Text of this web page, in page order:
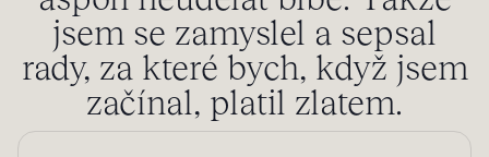
jsem se zamyslel a sepsal
rady, za které bych, když jsem
začínal, platil zlatem.